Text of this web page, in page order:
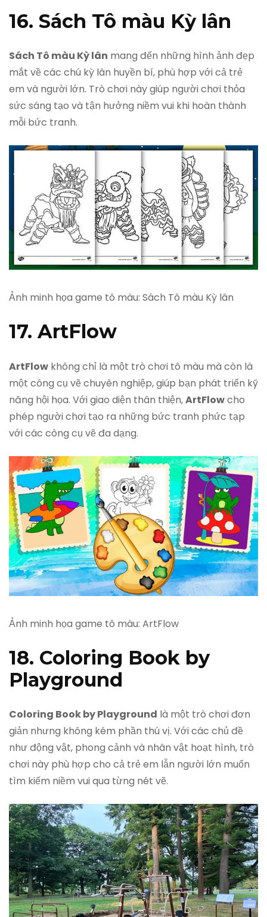
16. Sách Tô màu Kỳ lân
Sách Tô màu Kỳ lân mang đến những hình ảnh đẹp
mắt về các chú kỳ lân huyền bí, phù hợp với cả trẻ
em và người lớn. Trò chơi này giúp người chơi thỏa
sức sáng tạo và tận hưởng niềm vui khi hoàn thành
mỗi bức tranh.
Ảnh minh họa game tô màu: Sách Tô màu Kỳ lân
17. ArtFlow
ArtFlow không chỉ là một trò chơi tô màu mà còn là
một công cụ vẽ chuyên nghiệp, giúp bạn phát triển kỹ
năng hội họa. Với giao diện thân thiện,ArtFlowcho
phép người chơi tạo ra những bức tranh phức tạp
với các công cụ vẽ đa dạng.
Ảnh minh họa game tô màu: ArtFlow
18. Coloring Book by
Playground
Coloring Book by Playground là một trò chơi đơn
giản nhưng không kém phần thú vị. Với các chủ đề
như động vật, phong cảnh và nhân vật hoạt hình, trò
chơi này phù hợp cho cả trẻ em lẫn người lớn muốn
tìm kiếm niềm vui qua từng nét vẽ.